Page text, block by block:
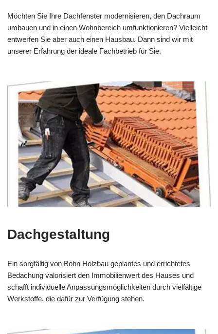
Möchten Sie Ihre Dachfenster modernisieren, den Dachraum
umbauen und in einen Wohnbereich umfunktionieren? Vielleicht
entwerfen Sie aber auch einen Hausbau. Dann sind wir mit
unserer Erfahrung der ideale Fachbetrieb für Sie.
Dachgestaltung
Ein sorgfältig von Bohn Holzbau geplantes und errichtetes
Bedachung valorisiert den Immobilienwert des Hauses und
schafft individuelle Anpassungsmöglichkeiten durch vielfältige
Werkstoffe, die dafür zur Verfügung stehen.